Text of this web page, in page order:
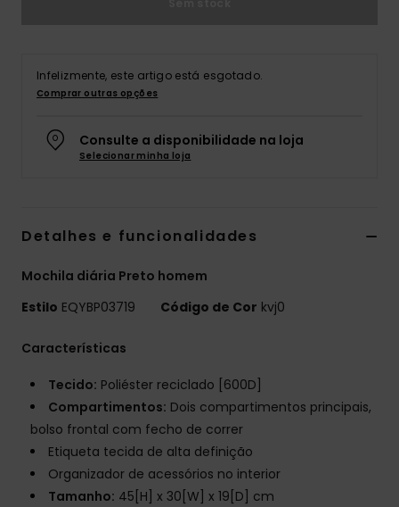
Infelizmente, este artigo está esgotado.
Comprar outras opções
Consulte a disponibilidade na loja
Selecionar minha loja
Detalhes e funcionalidades
Mochila diária Preto homem
Estilo EQYBP03719 Código de Cor kvj0
Características
Tecido: Poliéster reciclado [600D]
Compartimentos: Dois compartimentos principais,
bolso frontal com fecho de correr
Etiqueta tecida de alta definição
Organizador de acessórios no interior
Tamanho: 45[H] x 30[W] x 19[D] cm